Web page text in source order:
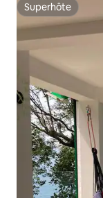
Superhôte
Superhôte